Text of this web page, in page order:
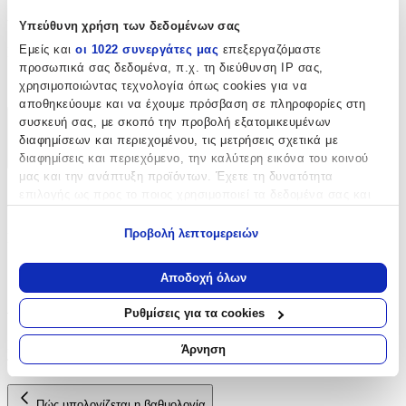
Υπεύθυνη χρήση των δεδομένων σας
Εμείς και οι 1022 συνεργάτες μας επεξεργαζόμαστε
προσωπικά σας δεδομένα, π.χ. τη διεύθυνση IP σας,
χρησιμοποιώντας τεχνολογία όπως cookies για να
αποθηκεύουμε και να έχουμε πρόσβαση σε πληροφορίες στη
συσκευή σας, με σκοπό την προβολή εξατομικευμένων
διαφημίσεων και περιεχομένου, τις μετρήσεις σχετικά με
διαφημίσεις και περιεχόμενο, την καλύτερη εικόνα του κοινού
μας και την ανάπτυξη προϊόντων. Έχετε τη δυνατότητα
Να συλλέξουμε πληροφορίες σχετικά με τη γεωγραφική
σας τοποθεσία, οι οποίες μπορεί να είναι ακριβείς σε
απόσταση μερικών μέτρων
Να αναγνωρίσουμε τη συσκευή σας σαρώνοντας ενεργά
για συγκεκριμένα χαρακτηριστικά (δακτυλικό αποτύπωμα)
Μάθετε περισσότερα σχετικά με τον τρόπο επεξεργασίας των
προσωπικών σας δεδομένων και καθορίστε τις προτιμήσεις σας
στηνενότητα “Λεπτομέρειες”. Μπορείτε να αλλάξετε ή να
Προβολή λεπτομερειών
Αποδοχή όλων
Ρυθμίσεις για τα cookies
Άρνηση
Είδος:
Θερμοκολλητικά
Χαρακτηριστικά
+
Χαρακτηριστικά
Αξιολογήσεις
Προς το παρόν δεν υπάρχουν άλλες αξιολογήσεις. Όταν
προστεθούν, θα εμφανιστούν εδώ.